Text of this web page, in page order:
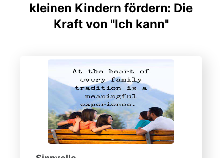
kleinen Kindern fördern: Die
Kraft von "Ich kann"